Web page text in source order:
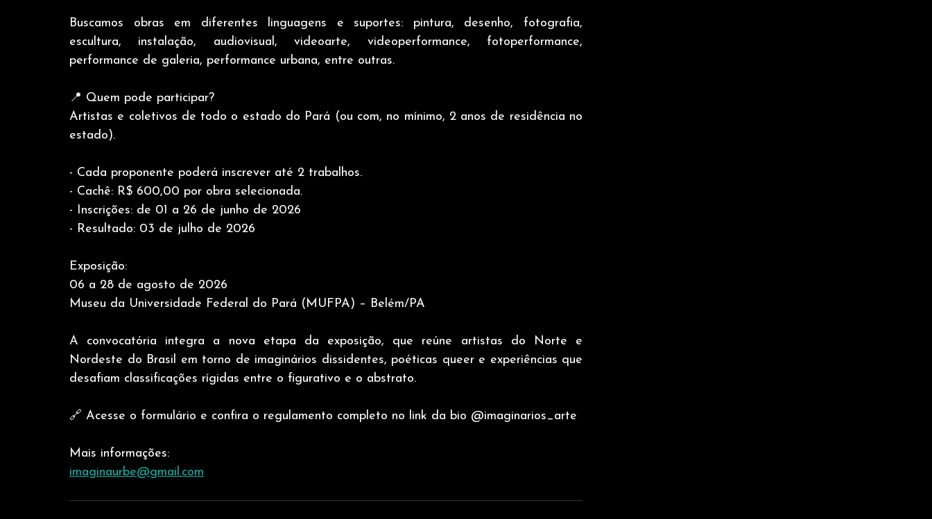
Buscamos obras em diferentes linguagens e suportes: pintura, desenho, fotografia,
escultura, instalação, audiovisual, videoarte, videoperformance, fotoperformance,
performance de galeria, performance urbana, entre outras.
📍 Quem pode participar?
Artistas e coletivos de todo o estado do Pará (ou com, no mínimo, 2 anos de residência no
estado).
- Cada proponente poderá inscrever até 2 trabalhos.
- Cachê: R$ 600,00 por obra selecionada.
- Inscrições: de 01 a 26 de junho de 2026
- Resultado: 03 de julho de 2026
Exposição:
06 a 28 de agosto de 2026
Museu da Universidade Federal do Pará (MUFPA) – Belém/PA
A convocatória integra a nova etapa da exposição, que reúne artistas do Norte e
Nordeste do Brasil em torno de imaginários dissidentes, poéticas queer e experiências que
desafiam classificações rígidas entre o figurativo e o abstrato.
🔗 Acesse o formulário e confira o regulamento completo no link da bio @imaginarios_arte
Mais informações:
imaginaurbe@gmail.com